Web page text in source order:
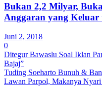
Bukan 2,2 Milyar,
Anggaran yang
Juni 2, 2018
0
Ditegur Bawaslu Soal Iklan
Bajaj”
Tuding Soeharto Bunuh &
Lawan Parpol, Makanya